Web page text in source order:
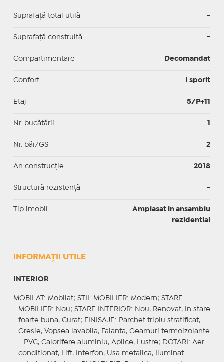
Suprafaţă total utilă -
Suprafaţă construită -
Compartimentare Decomandat
Confort I sporit
Etaj 5/P+11
Nr. bucătării 1
Nr. băi/GS 2
An construcție 2018
Structură rezistență -
Tip imobil
Amplasat in ansamblu
rezidential
INFORMAŢII UTILE
INTERIOR
MOBILAT : Mobilat; STIL MOBILIER: Modern; STARE
MOBILIER: Nou; STARE INTERIOR: Nou, Renovat, In stare
foarte buna, Curat; FINISAJE : Parchet triplu stratificat,
Gresie, Vopsea lavabila, Faianta, Geamuri termoizolante
- PVC, Calorifere aluminiu, Aplice, Lustre;
DOTARI : Aer
conditionat, Lift, Interfon, Usa metalica, Iluminat